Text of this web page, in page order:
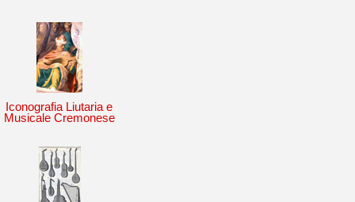
Iconografia Liutaria e
Musicale Cremonese